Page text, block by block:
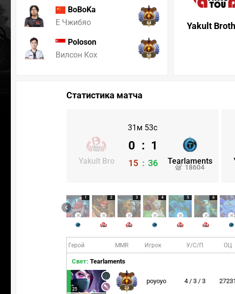
BoBoKa
Е Чжибяо
44
Poloson
Вилсон Кох
50
Yakult
Статистика матча
31м 53с
Yakult Bro Tearlaments
18604
0 : 1
15 : 36
1 2 3 4 5 6
Герой MMR Игрок У/С/П ОЦ
Свет: Tearlaments
25 23
poyoyo 4 / 3 / 3 27231